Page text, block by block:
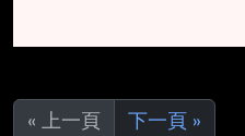
« 上一頁 下一頁 »